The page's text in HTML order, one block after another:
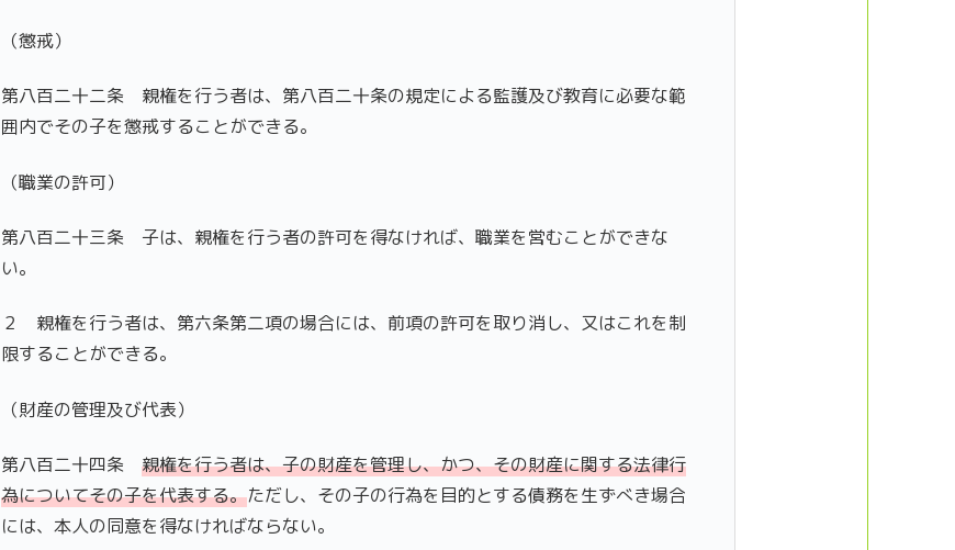
（懲戒）
第八百二十二条 親権を行う者は、第八百二十条の規定による監護及び教育に必要な範
囲内でその子を懲戒することができる。
（職業の許可）
第八百二十三条 子は、親権を行う者の許可を得なければ、職業を営むことができな
い。
２ 親権を行う者は、第六条第二項の場合には、前項の許可を取り消し、又はこれを制
限することができる。
（財産の管理及び代表）
第八百二十四条親権を行う者は、子の財産を管理し、かつ、その財産に関する法律行
為についてその子を代表する。ただし、その子の行為を目的とする債務を生ずべき場合
には、本人の同意を得なければならない。